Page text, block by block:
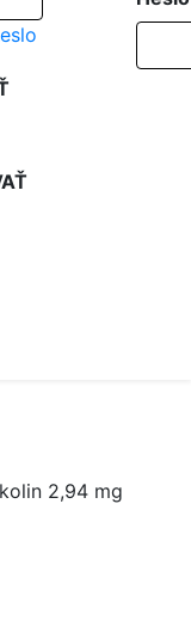
2,94 mg